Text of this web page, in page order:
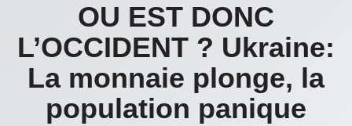
OU EST DONC
L’OCCIDENT ? Ukraine:
La monnaie plonge, la
population panique